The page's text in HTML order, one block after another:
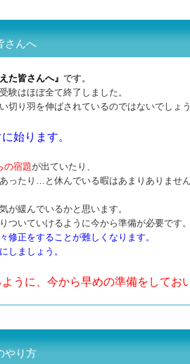
さんへ
た皆さんへ』 です。
験はほぼ全て終了しました。
切り羽を伸ばされているのではないでしょ
始ります。
の宿題が出ていたり、
ったり…と休んでいる暇はあまりありませ
が緩んでいるかと思います。
ついていけるように今から準備が必要です
修正をすることが難しくなります。
しましょう。
うに、今から早めの準備をしてお
やり方